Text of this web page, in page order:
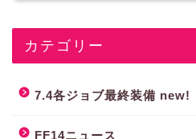
カテゴリー
7.4各ジョブ最終装備 new!
FF14ニュース